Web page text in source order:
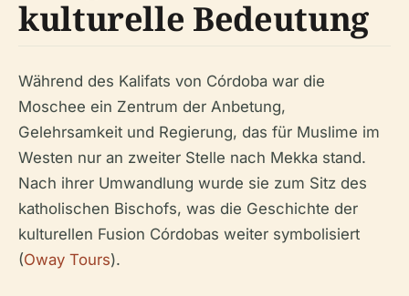
kulturelle Bedeutung
Während des Kalifats von Córdoba war die
Moschee ein Zentrum der Anbetung,
Gelehrsamkeit und Regierung, das für Muslime im
Westen nur an zweiter Stelle nach Mekka stand.
Nach ihrer Umwandlung wurde sie zum Sitz des
katholischen Bischofs, was die Geschichte der
kulturellen Fusion Córdobas weiter symbolisiert
(Oway Tours).